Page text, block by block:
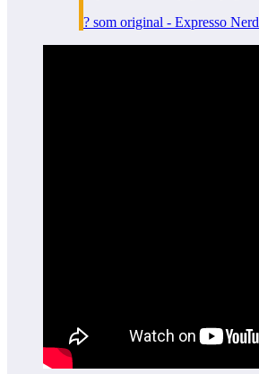
? som original - Expresso Nerd